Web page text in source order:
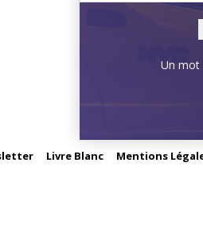
Un mot
Livre Blanc Mentions